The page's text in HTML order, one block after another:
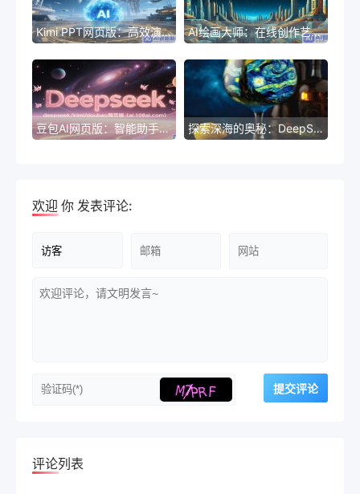
Kimi PPT网页版：高效演示新体验 AI绘画大师：在线创作艺术作品
豆包AI网页版：智能助手，官网全新体验 探索深海的奥秘：DeepSeek官网入口网页版
欢迎 你 发表评论:
评论列表